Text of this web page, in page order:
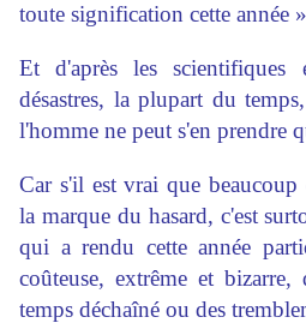
toute signification cette année
Et d'après les scientifiques
désastres, la plupart du
l'homme ne peut s'en prendre
Car s'il est vrai que beaucoup
la marque du hasard, c'est
qui a rendu cette année
coûteuse, extrême et
temps déchaîné ou des